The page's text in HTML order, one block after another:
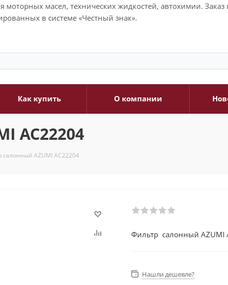
моторных масел, технических жидкостей, автохимии.
в системе «Честный знак».
Как купить О компании
AC22204
салонный AZUMI AC22204
Фильтр салонный AZUMI
Нашли дешевле?